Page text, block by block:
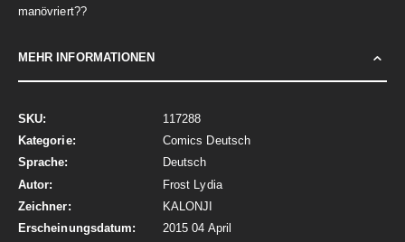
manövriert??
MEHR INFORMATIONEN
Mehr
Informationen
117288
Comics Deutsch
Deutsch
Frost Lydia
KALONJI
2015 04 April